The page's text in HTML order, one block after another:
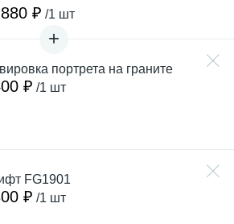
₽ /1 шт
портрета на граните
₽ /1 шт
FG1901
₽ /1 шт